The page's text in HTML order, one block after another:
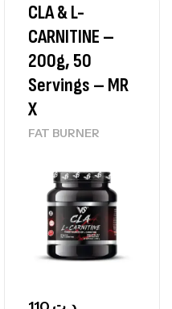
CLA & L-
CARNITINE –
200g, 50
Servings – MR
X
FAT BURNER